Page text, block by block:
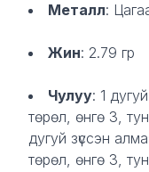
Металл:
Жин: 2.79 гр
Чулуу: 1
төрөл, өнгө 3,
дугуй зүссэн
төрөл, өнгө 3,